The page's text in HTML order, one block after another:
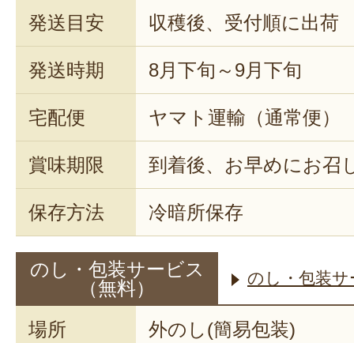
発送目安 収穫後、受付順に出荷
発送時期 8月下旬～9月下旬
宅配便 ヤマト運輸（通常便）
賞味期限 到着後、お早めにお召
保存方法 冷暗所保存
のし・包装サービス
（無料）
のし・包装
場所 外のし(簡易包装)